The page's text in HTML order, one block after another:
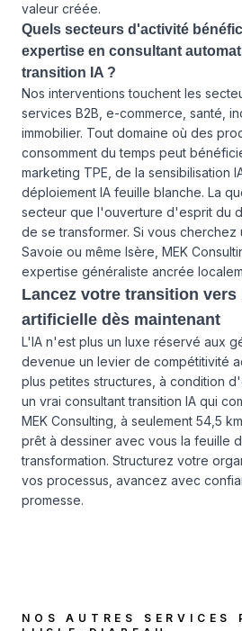
valeur créée.
Quels secteurs d'activité
expertise en consultant
transition IA ?
Nos interventions touchent les
services B2B, e-commerce, santé,
immobilier. Tout domaine où des
consomment du temps peut
marketing TPE, de la sensibilisation
déploiement IA feuille blanche. La
secteur que l'ouverture d'esprit du
de se transformer. Si vous cherchez
Savoie ou même Isère, MEK
expertise généraliste ancrée
Lancez votre transition
artificielle dès maintenant
L'IA n'est plus un luxe réservé aux
devenue un levier de compétitivité
plus petites structures, à condition
un vrai consultant transition IA qui
MEK Consulting, à seulement 54,5
prêt à dessiner avec vous la feuille
transformation. Structurez votre
vos processus, avancez avec
promesse.
NOS AUTRES SERVICES